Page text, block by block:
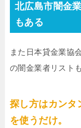
北広島市闇金
もある
また日本貸金業協
の闇金業者リスト
探し方はカンタ
を使うだけ。